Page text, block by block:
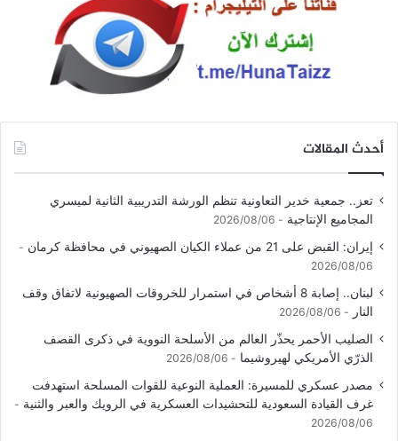
أحدث المقالات
تعز.. جمعية خدير التعاونية تنظم الورشة التدريبية الثانية لميسري
المجاميع الإنتاجية
2026/08/06
إيران: القبض على 21 من عملاء الكيان الصهيوني في محافظة كرمان
2026/08/06
لبنان.. إصابة 8 أشخاص في استمرار للخروقات الصهيونية لاتفاق وقف
النار
2026/08/06
الصليب الأحمر يحذّر العالم من الأسلحة النووية في ذكرى القصف
الذرّي الأمريكي لهيروشيما
2026/08/06
مصدر عسكري للمسيرة: العملية النوعية للقوات المسلحة استهدفت
غرف القيادة السعودية للتحشيدات العسكرية في الرويك والعبر والثنية
2026/08/06